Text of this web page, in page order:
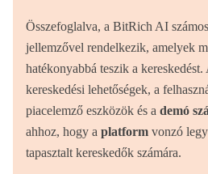
Összefoglalva, a BitRich AI
jellemzővel rendelkezik, amelyek
hatékonyabbá teszik a
kereskedési lehetőségek, a
piacelemző eszközök és a demó
ahhoz, hogy a platform vonzó
tapasztalt kereskedők számára.